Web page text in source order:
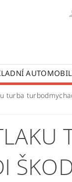
LISTOVÝCH
turba